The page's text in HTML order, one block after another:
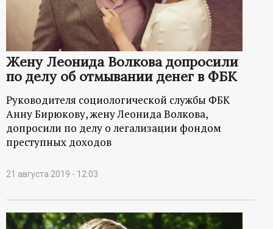
Жену Леонида Волкова допросили
по делу об отмывании денег в ФБК
Руководителя социологической службы ФБК
Анну Бирюкову, жену Леонида Волкова,
допросили по делу о легализации фондом
преступных доходов
21 августа 2019 - 12:03